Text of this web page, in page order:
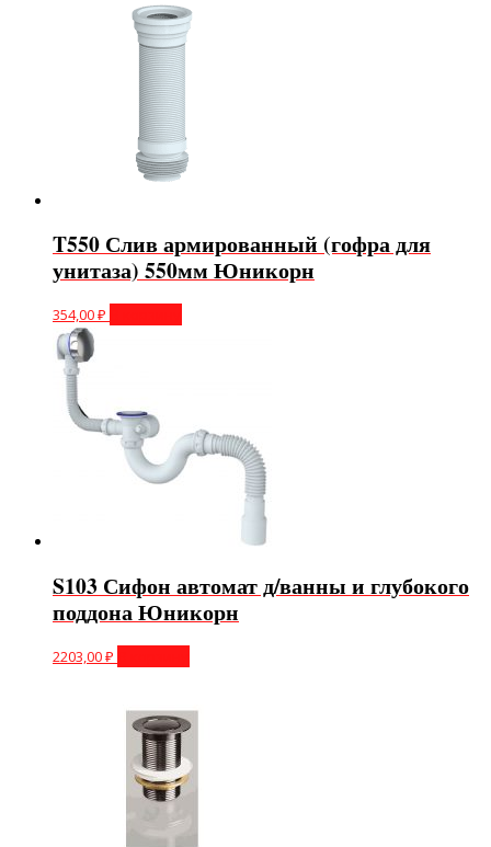
T550 Слив армированный (гофра для
унитаза) 550мм Юникорн
354,00₽
S103 Сифон автомат д/ванны и глубокого
поддона Юникорн
2203,00₽